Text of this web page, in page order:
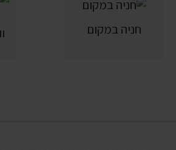
חניה במקום